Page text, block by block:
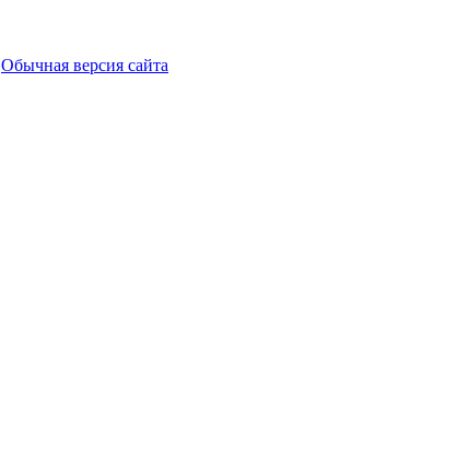
Обычная версия сайта